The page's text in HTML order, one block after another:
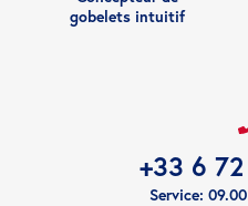
gobelets intuitif
+33 6
Service: